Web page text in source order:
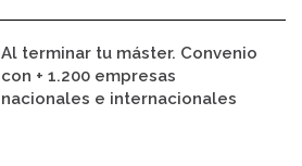
Al terminar tu máster. Convenio
con + 1.200 empresas
nacionales e internacionales